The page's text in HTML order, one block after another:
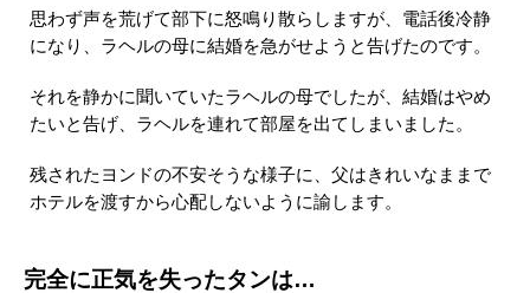
思わず声を荒げて部下に怒鳴り散らしますが、電話後冷静
になり、ラヘルの母に結婚を急がせようと告げたのです。
それを静かに聞いていたラヘルの母でしたが、結婚はやめ
たいと告げ、ラヘルを連れて部屋を出てしまいました。
残されたヨンドの不安そうな様子に、父はきれいなままで
ホテルを渡すから心配しないように諭します。
完全に正気を失ったタンは…